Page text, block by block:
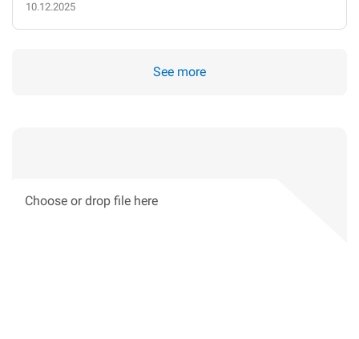
10.12.2025
See more
Choose or drop file here